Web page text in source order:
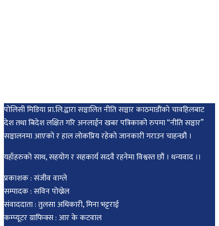
पोलिसी मिडिया प्रा.लि.द्वारा सञ्चालित नीति सञ्चार काठमाडाैंकाे चावहिलबाट
देश तथा बिदेश लक्षित गरि अनलाईन खबर पत्रिकाको रुपमा “नीति सञ्चार”
सञ्चालनमा आएको र हाल लोकप्रिय रहेको जानकारी गराउन चाहन्छौं ।
यहाँहरुको साथ, सहयोग र सहकार्य सदवै रहनेमा विश्वस्त छौं । धन्यवाद ।।
प्रकाशक : संजीव वाग्ले
सम्पादक : सविन पोख्रेल
संवाददाता : तुलसा अधिकारी, मिना भट्टराई
कम्प्यूटर ग्राफिक्स : आर के कटवाल